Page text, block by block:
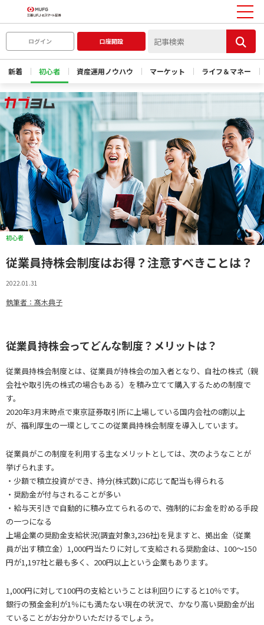
ログイン 口座開設
新着 初心者 資産運用ノウハウ マーケット ライフ＆マネー
初心者
従業員持株会制度はお得？注意すべきことは？
2022.01.31
執筆者：髙木典子
従業員持株会ってどんな制度？メリットは？
従業員持株会制度とは、従業員が持株会の加入者となり、自社の株式（親
会社や取引先の株式の場合もある）を積み立てて購入するための制度で
す。
2020年3月末時点で東京証券取引所に上場している国内会社の8割以上
が、福利厚生の一環としてこの従業員持株会制度を導入しています。
従業員がこの制度を利用する主なメリットとしては、次のようなことが
挙げられます。
・少額で積立投資ができ、持分(株式数)に応じて配当も得られる
・奨励金が付与されることが多い
・給与天引きで自動的に積み立てられるので、強制的にお金を貯める手段
の一つになる
上場企業の奨励金支給状況(調査対象3,236社)を見ますと、拠出金（従業
員が出す積立金）1,000円当たりに対して支給される奨励金は、100～150
円が1,197社と最も多く、200円以上という企業もあります。
1,000円に対して100円の支給ということは利回りにすると10％です。
銀行の預金金利が1％にも満たない現在の状況で、かなり高い奨励金が出
ていることがお分かりいただけるでしょう。